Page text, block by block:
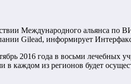
Международного альянса
Gilead, информирует
2016 года в восьми
каждом из регионов будет